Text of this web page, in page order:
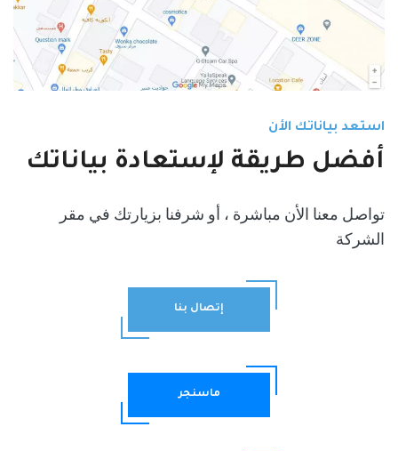
استعد بياناتك الأن
أفضل طريقة لإستعادة بياناتك
تواصل معنا الأن مباشرة ، أو شرفنا بزيارتك في مقر
الشركة
ماسنجر
إتصال بنا